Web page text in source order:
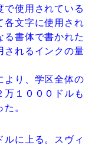
で使用されている
各文字に使用され
る書体で書かれた
されるインクの量
より、学区全体の
万１０００ドルも
。
ルに上る。スヴィ